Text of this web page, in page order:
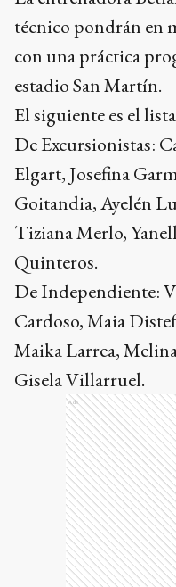
técnico pondrán en
con una práctica
estadio San Martín.
El siguiente es el
De Excursionistas:
Elgart, Josefina
Goitandia, Ayelén
Tiziana Merlo,
Quinteros.
De Independiente:
Cardoso, Maia
Maika Larrea,
Gisela Villarruel.
Ads